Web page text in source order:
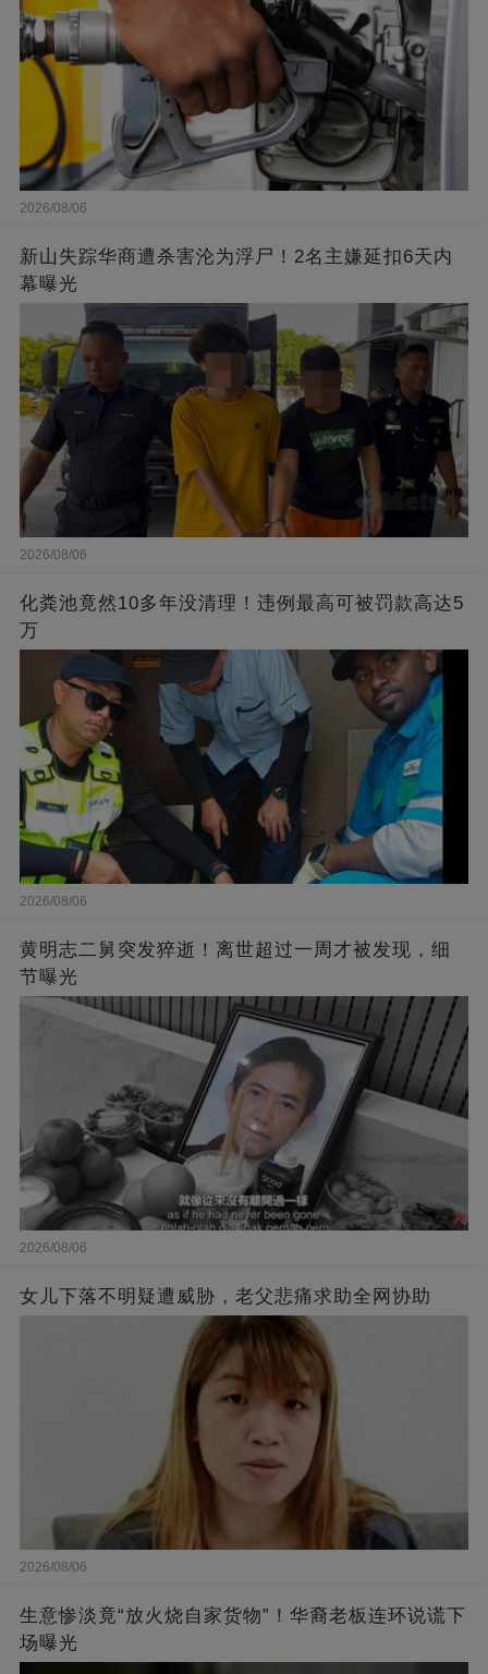
2026/08/06
新山失踪华商遭杀害沦为浮尸！2名主嫌延扣6天内
幕曝光
2026/08/06
化粪池竟然10多年没清理！违例最高可被罚款高达5
万
2026/08/06
黄明志二舅突发猝逝！离世超过一周才被发现，细
节曝光
2026/08/06
女儿下落不明疑遭威胁，老父悲痛求助全网协助
2026/08/06
生意惨淡竟“放火烧自家货物”！华裔老板连环说谎下
场曝光